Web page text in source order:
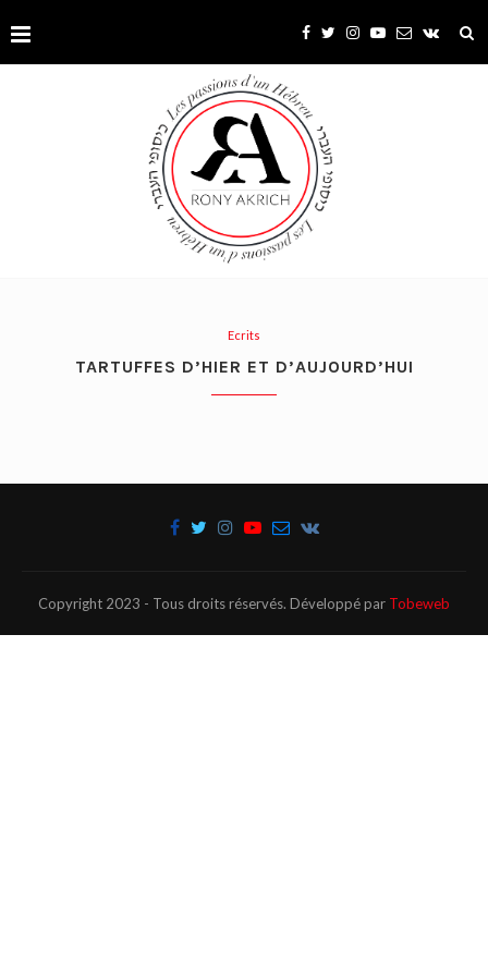
Ecrits
TARTUFFES D’HIER ET D’AUJOURD’HUI
Copyright 2023 - Tous droits réservés. Développé par Tobeweb